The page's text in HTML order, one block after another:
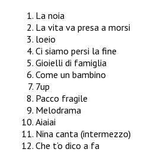
La noia
La vita va presa a morsi
loeio
Ci siamo persi la fine
Gioielli di famiglia
Come un bambino
7up
Pacco fragile
Melodrama
Aiaiai
Nina canta (intermezzo)
Che t’o dico a fa